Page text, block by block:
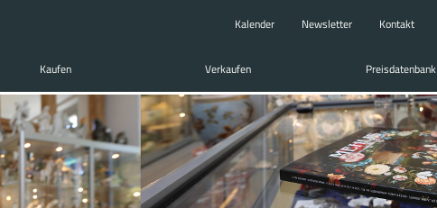
Kalender Newsletter Kontakt
Kaufen Verkaufen Preisdatenbank